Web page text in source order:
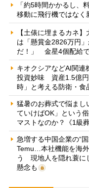
「約5時間かかるし、
移動に飛行機ではなく
【土俵に埋まるカネ
は「懸賞金2826万円
だ！」 金星4個配給
キオクシアなどAI関連
投資妙味 資産1.5億円
時」と考える防衛・食
猛暑のお葬式で悩ま
ていけばOK」という
マストなのか？《1級
急増する中国企業の“
Temu…本社機能を海
う 現地人を隠れ蓑に
懸念も